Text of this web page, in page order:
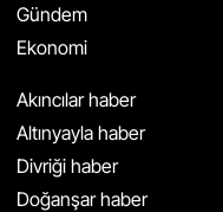
Gündem
Ekonomi
Akıncılar haber
Altınyayla haber
Divriği haber
Doğanşar haber